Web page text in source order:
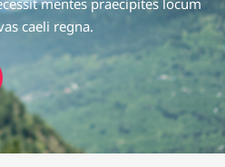
mentes praecipites locum
caeli regna.